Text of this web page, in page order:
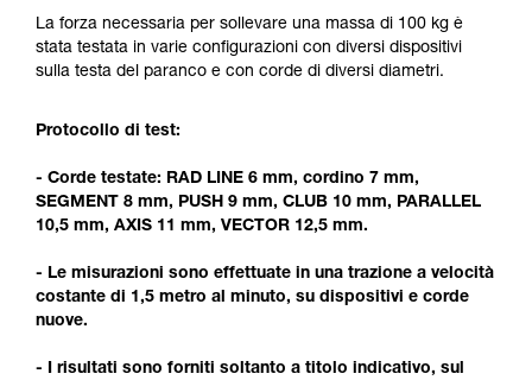
formazione ed un addestramento specifico.
Verificate con un professionista la vostra
capacità di rifare la manovra, da soli, in piena
attività. Ne possono esistere altre che non
La forza necessaria per sollevare una massa di 100 kg è
stata testata in varie configurazioni con diversi dispositivi
sulla testa del paranco e con corde di diversi diametri.
Protocollo di test:
- Corde testate: RAD LINE 6 mm, cordino 7 mm,
SEGMENT 8 mm, PUSH 9 mm, CLUB 10 mm, PARALLEL
10,5 mm, AXIS 11 mm, VECTOR 12,5 mm.
- Le misurazioni sono effettuate in una trazione a velocità
costante di 1,5 metro al minuto, su dispositivi e corde
nuove.
- I risultati sono forniti soltanto a titolo indicativo, sul